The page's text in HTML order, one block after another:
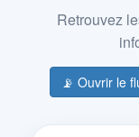
Retrouvez
📡 Ouvrir le